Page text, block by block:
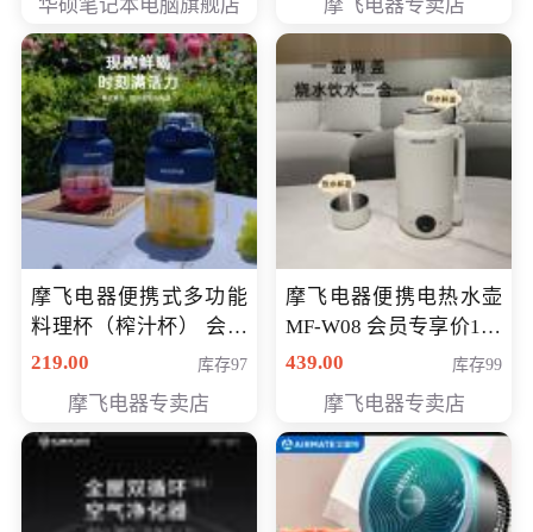
华硕笔记本电脑旗舰店 摩飞电器专卖店
摩飞电器便携式多功能
料理杯（榨汁杯） 会员
专享价118元
219.00 库存97
摩飞电器专卖店
摩飞电器便携电热水壶
MF-W08 会员专享价198
元
439.00 库存99
摩飞电器专卖店